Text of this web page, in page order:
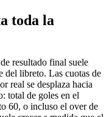
toda la
resultado final suele
del libreto. Las cuotas de
real se desplaza hacia
total de goles en el
60, o incluso el over de